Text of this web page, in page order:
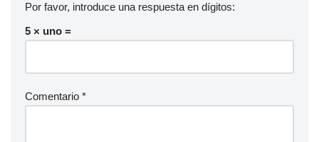
Por favor, introduce una respuesta en dígitos:
5 × uno =
Comentario *